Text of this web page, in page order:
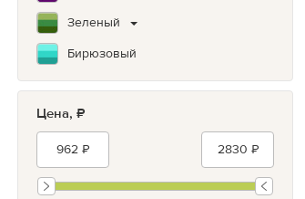
Зеленый
Бирюзовый
Синий/Голубой
Белый
Цена, ₽